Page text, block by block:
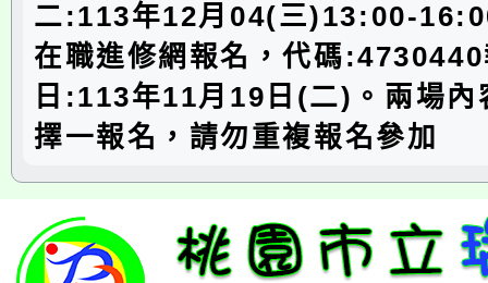
二:113年12月04(三)13:00-
在職進修網報名，代碼
日:113年11月19日(二)。兩場內
擇一報名，請勿重複報名參加